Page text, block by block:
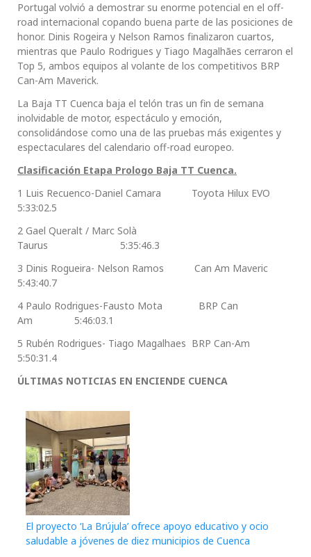
Portugal volvió a demostrar su enorme potencial en el off-
road internacional copando buena parte de las posiciones de
honor. Dinis Rogeira y Nelson Ramos finalizaron cuartos,
mientras que Paulo Rodrigues y Tiago Magalhães cerraron el
Top 5, ambos equipos al volante de los competitivos BRP
Can-Am Maverick.
La Baja TT Cuenca baja el telón tras un fin de semana
inolvidable de motor, espectáculo y emoción,
consolidándose como una de las pruebas más exigentes y
espectaculares del calendario off-road europeo.
Clasificación Etapa Prologo Baja TT Cuenca.
1 Luis Recuenco-Daniel Camara Toyota Hilux EVO
5:33:02.5
2 Gael Queralt / Marc Solà
Taurus 5:35:46.3
3 Dinis Rogueira- Nelson Ramos Can Am Maveric
5:43:40.7
4 Paulo Rodrigues-Fausto Mota BRP Can
Am 5:46:03.1
5 Rubén Rodrigues- Tiago Magalhaes BRP Can-Am
5:50:31.4
ÚLTIMAS NOTICIAS EN ENCIENDE CUENCA
El proyecto ‘La Brújula’ ofrece apoyo educativo y ocio
saludable a jóvenes de diez municipios de Cuenca